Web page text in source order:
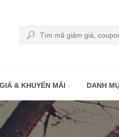
& KHUYẾN MÃI DANH